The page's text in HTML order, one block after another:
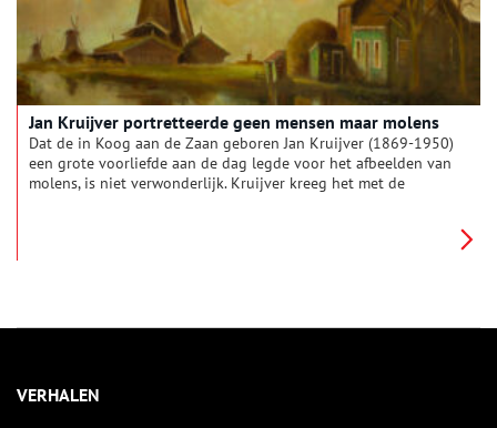
Jan Kruijver portretteerde geen mensen maar molens
Dat de in Koog aan de Zaan geboren Jan Kruijver (1869-1950)
een grote voorliefde aan de dag legde voor het afbeelden van
molens, is niet verwonderlijk. Kruijver kreeg het met de
VERHALEN